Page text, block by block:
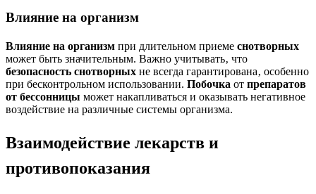
Влияние на организм
Влияние на организм при длительном приеме снотворных
может быть значительным. Важно учитывать‚ что
безопасность снотворных не всегда гарантирована‚ особенно
при бесконтрольном использовании. Побочка от препаратов
от бессонницы может накапливаться и оказывать негативное
воздействие на различные системы организма.
Взаимодействие лекарств и
противопоказания